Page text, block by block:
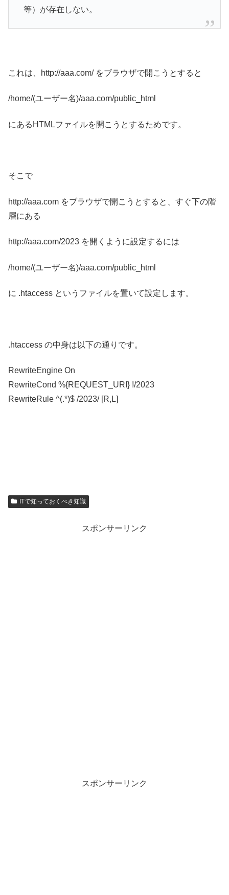
等）が存在しない。
これは、http://aaa.com/ をブラウザで開こうとすると
/home/(ユーザー名)/aaa.com/public_html
にあるHTMLファイルを開こうとするためです。
そこで
http://aaa.com をブラウザで開こうとすると、すぐ下の階
層にある
http://aaa.com/2023 を開くように設定するには
/home/(ユーザー名)/aaa.com/public_html
に .htaccess というファイルを置いて設定します。
.htaccess の中身は以下の通りです。
RewriteEngine On
RewriteCond %{REQUEST_URI} !/2023
RewriteRule ^(.*)$ /2023/ [R,L]
ITで知っておくべき知識
スポンサーリンク
スポンサーリンク